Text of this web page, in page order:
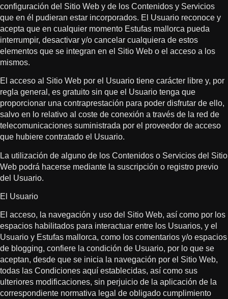
configuración del Sitio Web y de los Contenidos y Servicios
que en él pudieran estar incorporados. El Usuario reconoce y
acepta que en cualquier momento Estufas mallorca pueda
interrumpir, desactivar y/o cancelar cualquiera de estos
elementos que se integran en el Sitio Web o el acceso a los
mismos.
El acceso al Sitio Web por el Usuario tiene carácter libre y, por
regla general, es gratuito sin que el Usuario tenga que
proporcionar una contraprestación para poder disfrutar de ello,
salvo en lo relativo al coste de conexión a través de la red de
telecomunicaciones suministrada por el proveedor de acceso
que hubiere contratado el Usuario.
La utilización de alguno de los Contenidos o Servicios del Sitio
Web podrá hacerse mediante la suscripción o registro previo
del Usuario.
El Usuario
El acceso, la navegación y uso del Sitio Web, así como por los
espacios habilitados para interactuar entre los Usuarios, y el
Usuario y Estufas mallorca, como los comentarios y/o espacios
de blogging, confiere la condición de Usuario, por lo que se
aceptan, desde que se inicia la navegación por el Sitio Web,
todas las Condiciones aquí establecidas, así como sus
ulteriores modificaciones, sin perjuicio de la aplicación de la
correspondiente normativa legal de obligado cumplimiento